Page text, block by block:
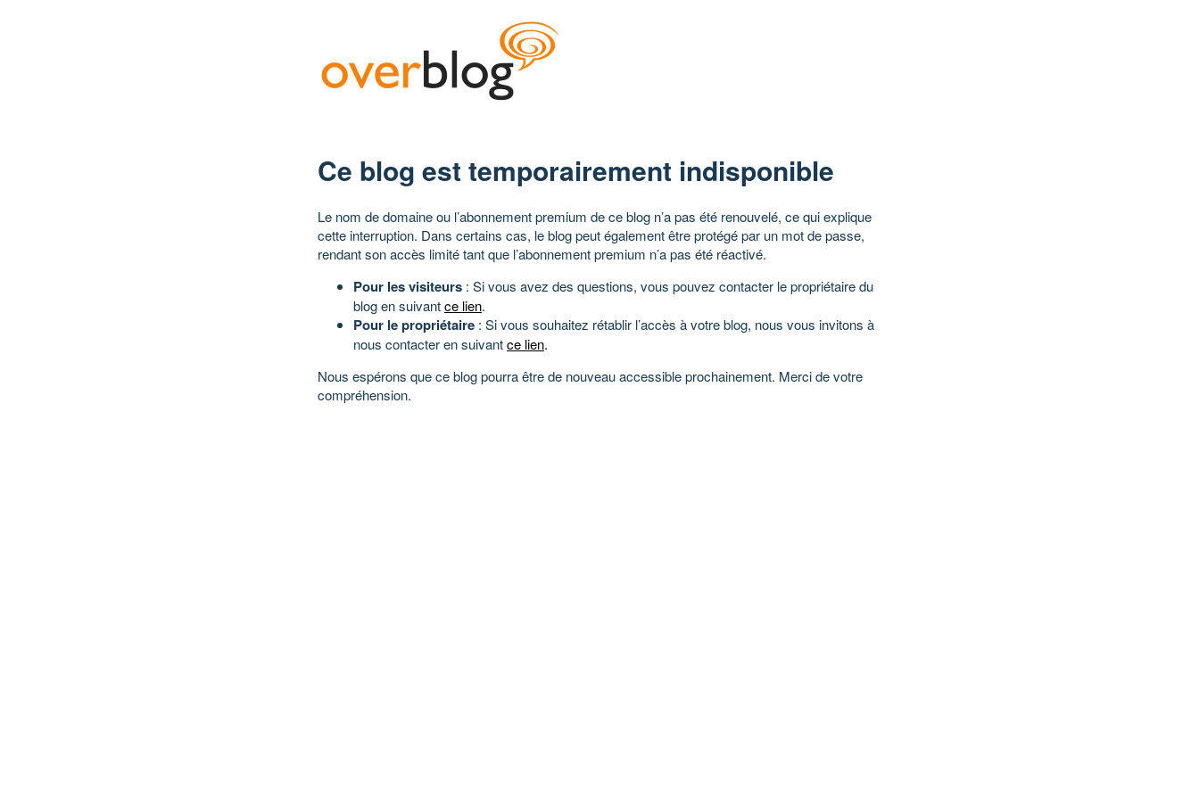
Ce blog est temporairement indisponible
Le nom de domaine ou l’abonnement premium de ce blog n’a pas été renouvelé, ce qui explique
cette interruption. Dans certains cas, le blog peut également être protégé par un mot de passe,
rendant son accès limité tant que l’abonnement premium n’a pas été réactivé.
Pour les visiteurs : Si vous avez des questions, vous pouvez contacter le propriétaire du
blog en suivantce lien.
Pour le propriétaire : Si vous souhaitez rétablir l’accès à votre blog, nous vous invitons à
nous contacter en suivantce lien.
Nous espérons que ce blog pourra être de nouveau accessible prochainement. Merci de votre
compréhension.